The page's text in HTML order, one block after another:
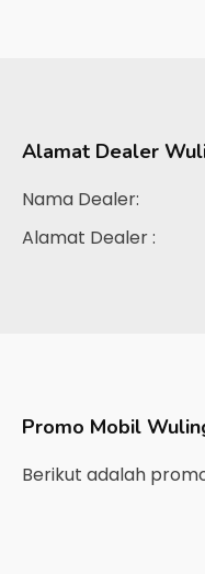
Alamat Dealer
Nama Dealer:
Alamat Dealer :
Promo Mobil
Berikut adalah